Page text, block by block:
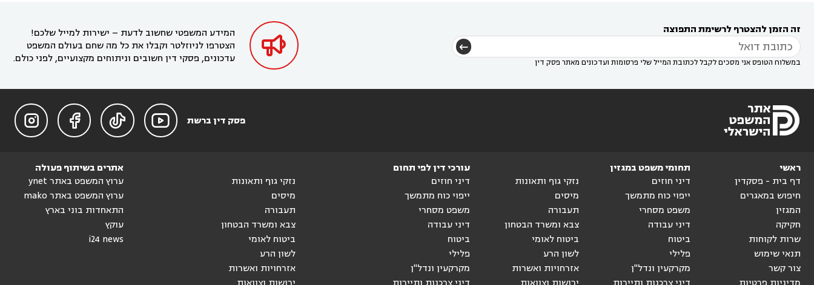
דין בשוהם 

המידע המשפטי שחשוב לדעת – ישירות למייל שלכם!
הצטרפו לניוזלטר וקבלו את כל מה שחם בעולם המשפט
עדכונים, פסקי דין חשובים וניתוחים מקצועיים, לפני כולם.
זה הזמן להצטרף לרשימת התפוצה
במשלוח הטופס אני מסכים לקבל לכתובת המייל שלי פרסומות ועדכונים מאתר פסק דין
פסק דין ברשת 



ראשי
דף בית - פסקדין
חיפוש במאגרים
המגזין
חקיקה
שרות לקוחות
תנאי שימוש
צור קשר
תחומי משפט במגזין
דיני חוזים
ייפוי כוח מתמשך
משפט מסחרי
דיני עבודה
ביטוח
פלילי
מקרקעין ונדל"ן
נזקי גוף ותאונות
מיסים
תעבורה
צבא ומשרד הבטחון
ביטוח לאומי
לשון הרע
אזרחויות ואשרות
עורכי דין לפי תחום
דיני חוזים
ייפוי כוח מתמשך
משפט מסחרי
דיני עבודה
ביטוח
פלילי
מקרקעין ונדל"ן
נזקי גוף ותאונות
מיסים
תעבורה
צבא ומשרד הבטחון
ביטוח לאומי
לשון הרע
אזרחויות ואשרות
אתרים בשיתוף פעולה
ערוץ המשפט באתר ynet
ערוץ המשפט באתר mako
התאחדות בוני בארץ
עוקץ
i24 news